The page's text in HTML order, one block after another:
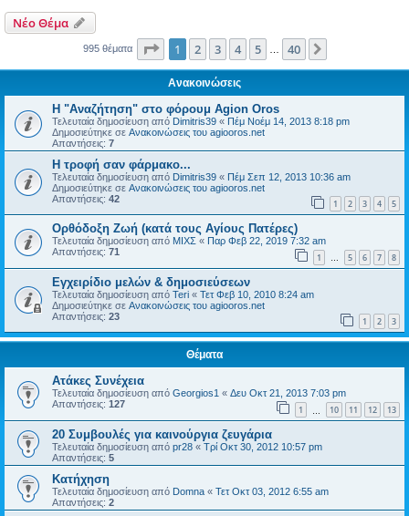
Νέο Θέμα
995 θέματα Σελίδα από40
1 2 3 4 5 40
Ανακοινώσεις
Η "Αναζήτηση" στο φόρουμ Agion Oros
Τελευταία δημοσίευση από Dimitris39 « Πέμ Νοέμ 14, 2013 8:18 pm
Δημοσιεύτηκε σε Ανακοινώσεις του agiooros.net
Απαντήσεις: 7
H τροφή σαν φάρμακο...
Τελευταία δημοσίευση από Dimitris39 « Πέμ Σεπ 12, 2013 10:36 am
Δημοσιεύτηκε σε Ανακοινώσεις του agiooros.net
Απαντήσεις: 42 1 2 3 4 5
Ορθόδοξη Ζωή (κατά τους Αγίους Πατέρες)
Τελευταία δημοσίευση από ΜΙΧΣ « Παρ Φεβ 22, 2019 7:32 am
Απαντήσεις: 71 1 … 5 6 7 8
Εγχειρίδιο μελών & δημοσιεύσεων
Τελευταία δημοσίευση από Teri « Τετ Φεβ 10, 2010 8:24 am
Δημοσιεύτηκε σε Ανακοινώσεις του agiooros.net
Απαντήσεις: 23 1 2 3
Θέματα
Ατάκες Συνέχεια
Τελευταία δημοσίευση από Georgios1 « Δευ Οκτ 21, 2013 7:03 pm
Απαντήσεις: 127 1 10 11 12 13
20 Συμβουλές για καινούργια ζευγάρια
Τελευταία δημοσίευση από pr28 « Τρί Οκτ 30, 2012 10:57 pm
Απαντήσεις: 5
Κατήχηση
Τελευταία δημοσίευση από Domna « Τετ Οκτ 03, 2012 6:55 am
Απαντήσεις: 2